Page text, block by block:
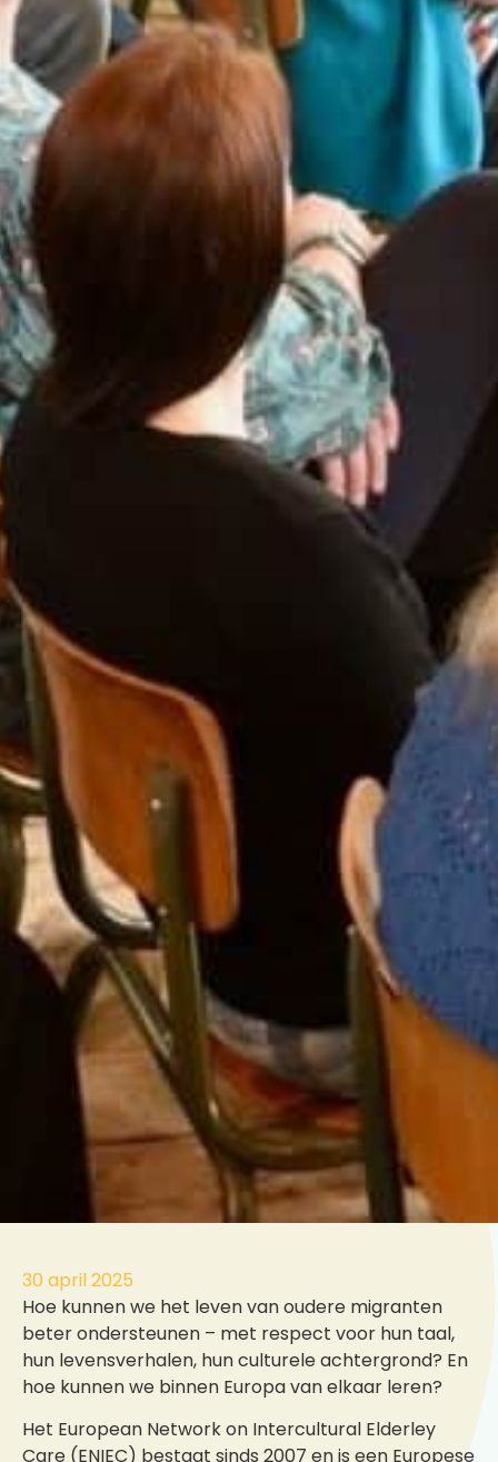
30 april 2025
Hoe kunnen we het leven van oudere migranten
beter ondersteunen – met respect voor hun taal,
hun levensverhalen, hun culturele achtergrond? En
hoe kunnen we binnen Europa van elkaar leren?
Het European Network on Intercultural Elderley
Care (ENIEC) bestaat sinds 2007 en is een Europese